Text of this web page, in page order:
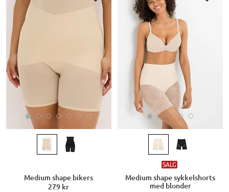
Medium shape bikers
279 kr
SALG
Medium shape sykkelshorts
med blonder